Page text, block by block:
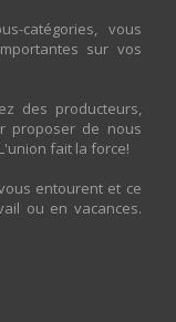
catégories, vous
sur vos
des producteurs,
proposer de nous
fait la force!
entourent et ce
ou en vacances.